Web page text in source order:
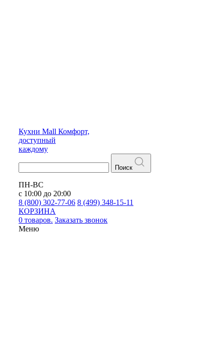
Кухни Mall Комфорт,
доступный
каждому
Поиск
ПН-ВС
с 10:00 до 20:00
8 (800) 302-77-06 8 (499) 348-15-11
КОРЗИНА
0 товаров. Заказать звонок
Меню